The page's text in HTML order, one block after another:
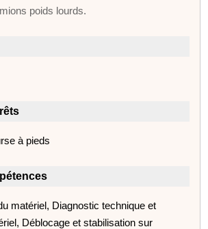
poids lourds.
à pieds
matériel, Diagnostic technique et
Déblocage et stabilisation sur